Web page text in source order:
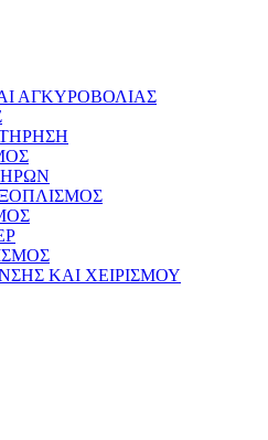
ΑΓΚΥΡΟΒΟΛΙΑΣ
ΚΑΙ ΧΕΙΡΙΣΜΟΥ